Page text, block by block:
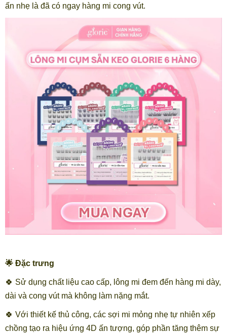
ấn nhẹ là đã có ngay hàng mi cong vút.
🌟 Đặc trưng
🍀 Sử dụng chất liệu cao cấp, lông mi đem đến hàng mi dày,
dài và cong vút mà không làm nặng mắt.
🍀 Với thiết kế thủ công, các sợi mi mỏng nhẹ tự nhiên xếp
chồng tạo ra hiệu ứng 4D ấn tượng, góp phần tăng thêm sự